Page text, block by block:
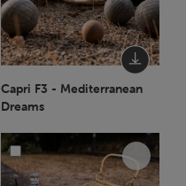
Capri F3 - Mediterranean
Dreams